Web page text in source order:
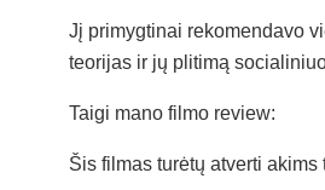
Jį primygtinai rekomendavo
teorijas ir jų plitimą
Taigi mano filmo review:
Šis filmas turėtų atverti